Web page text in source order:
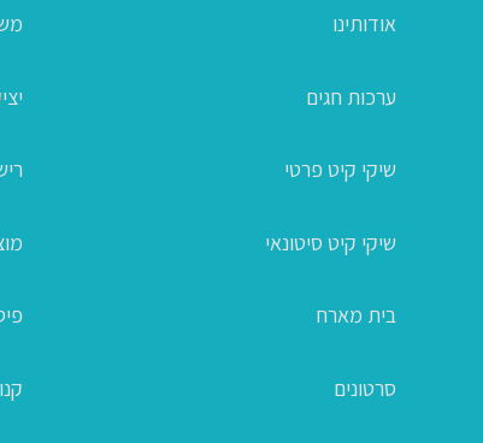
אודותינו
ערכות חגים
שיקי קיט פרטי
שיקי קיט סיטונאי
בית מארח
סרטונים